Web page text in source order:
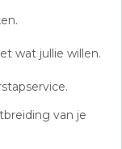
wat jullie willen.
van je